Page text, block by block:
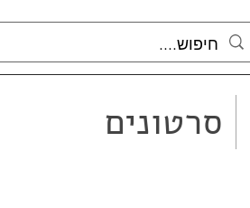
סרטונים